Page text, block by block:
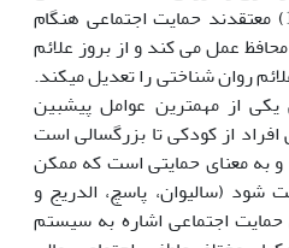
از گروسی و خداپرست، 1392) معتقدند حمایت اجتماعی هنگام
عمل می کند و از بروز علائم
روان شناختی را تعدیل می­کند.
از مهم­ترین عوامل پیش­بین
از کودکی تا بزرگسالی است
و پاسبان، 1398) و به معنای حمایتی است که ممکن
(سالیوان، پاسچ، الدریج و
حمایت اجتماعی اشاره به سیستم